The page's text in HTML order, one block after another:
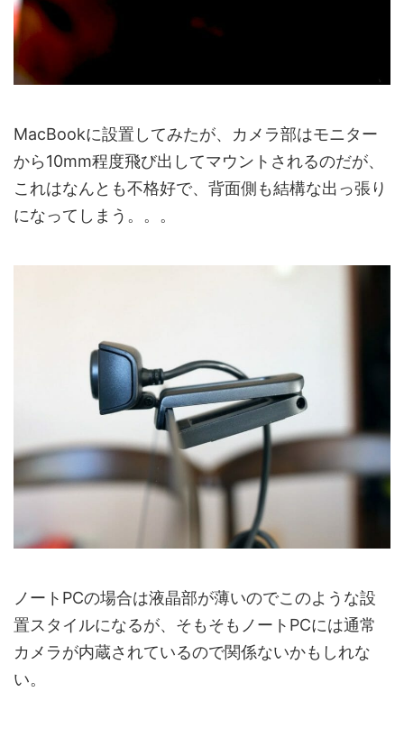
MacBookに設置してみたが、カメラ部はモニター
から10mm程度飛び出してマウントされるのだが、
これはなんとも不格好で、背面側も結構な出っ張り
になってしまう。。。
ノートPCの場合は液晶部が薄いのでこのような設
置スタイルになるが、そもそもノートPCには通常
カメラが内蔵されているので関係ないかもしれな
い。